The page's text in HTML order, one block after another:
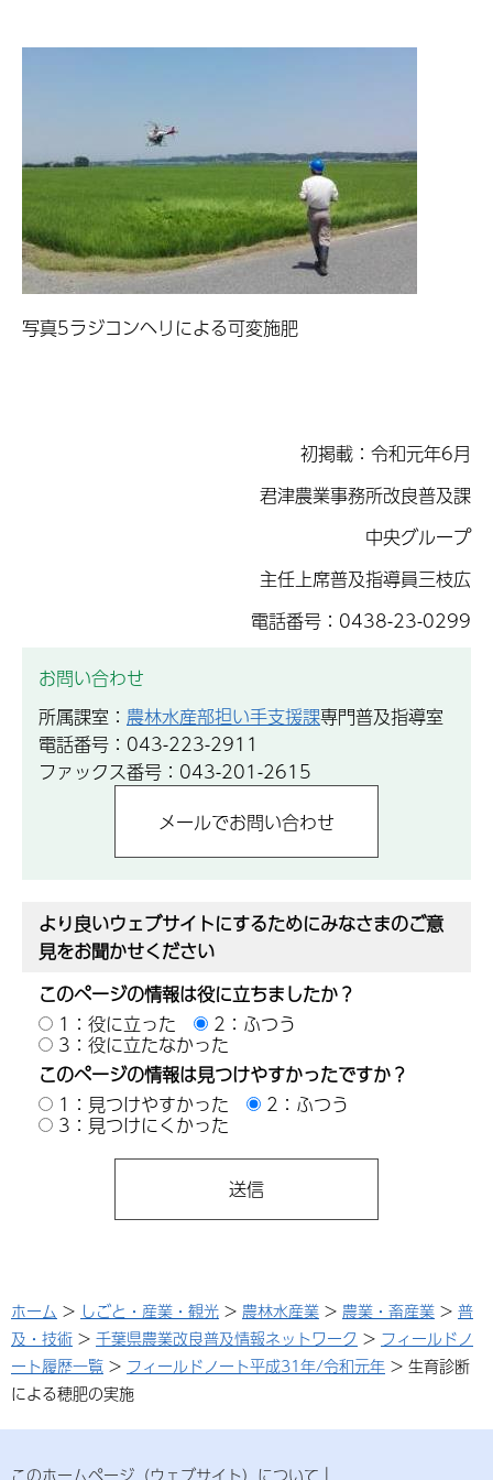
写真5ラジコンヘリによる可変施肥
初掲載：令和元年6月
君津農業事務所改良普及課
中央グループ
主任上席普及指導員三枝広
電話番号：0438-23-0299
お問い合わせ
所属課室： 農林水産部担い手支援課専門普及指導室
電話番号：043-223-2911
ファックス番号：043-201-2615
より良いウェブサイトにするためにみなさまのご意
見をお聞かせください
このページの情報は役に立ちましたか？
1：役に立った
2：ふつう
3：役に立たなかった
このページの情報は見つけやすかったですか？
1：見つけやすかった
2：ふつう
3：見つけにくかった
ホーム > しごと・産業・観光 > 農林水産業 > 農業・畜産業 > 普
及・技術 > 千葉県農業改良普及情報ネットワーク > フィールドノ
ート履歴一覧 > フィールドノート平成31年/令和元年 > 生育診断
による穂肥の実施
このホームページ（ウェブサイト）について